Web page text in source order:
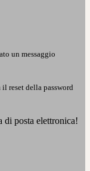
un messaggio
reset della password
di posta elettronica!